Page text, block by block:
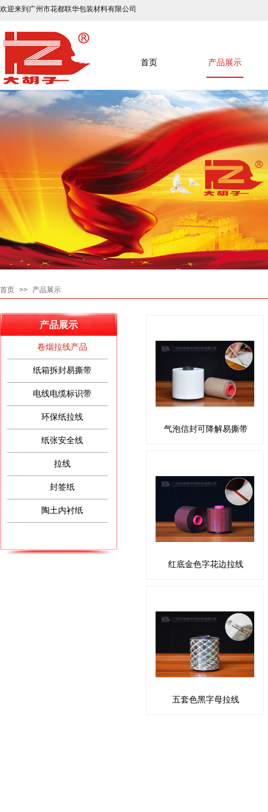
欢迎来到广州市花都联华包装材料有限公司
首页 产品展示
首页 >> 产品展示
气泡信封可降解易撕带
红底金色字花边拉线
五套色黑字母拉线
产品展示
卷烟拉线产品
纸箱拆封易撕带
电线电缆标识带
环保纸拉线
纸张安全线
拉线
封签纸
陶土内衬纸